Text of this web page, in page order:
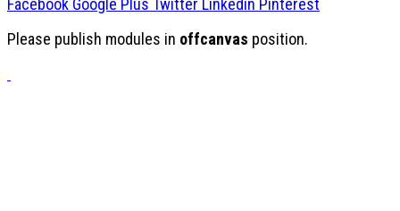
Please publish modules in offcanvas position.